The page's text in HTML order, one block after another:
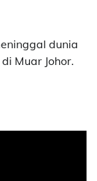
dunia
Muar Johor.